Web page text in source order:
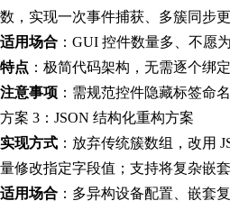
数，实现一次事件捕获、多簇同步更
适用场合 ：GUI 控件数量多、不愿
特点 ：极简代码架构，无需逐个绑
注意事项 ：需规范控件隐藏标签命
方案 3：JSON 结构化重构方案
实现方式 ：放弃传统簇数组，改用
量修改指定字段值；支持将复杂嵌
适用场合 ：多异构设备配置、嵌套